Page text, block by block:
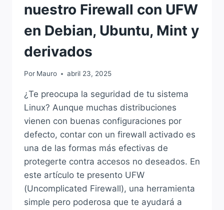
nuestro Firewall con UFW
en Debian, Ubuntu, Mint y
derivados
Por Mauro abril 23, 2025
¿Te preocupa la seguridad de tu sistema
Linux? Aunque muchas distribuciones
vienen con buenas configuraciones por
defecto, contar con un firewall activado es
una de las formas más efectivas de
protegerte contra accesos no deseados. En
este artículo te presento UFW
(Uncomplicated Firewall), una herramienta
simple pero poderosa que te ayudará a